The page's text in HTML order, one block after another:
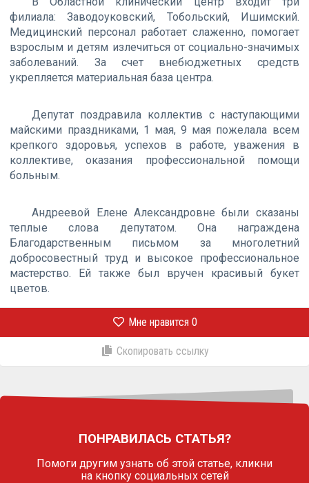
филиала: Заводоуковский, Тобольский, Ишимский.
Медицинский персонал работает слаженно, помогает
взрослым и детям излечиться от социально-значимых
заболеваний. За счет внебюджетных средств
укрепляется материальная база центра.
Депутат поздравила коллектив с наступающими
майскими праздниками, 1 мая, 9 мая пожелала всем
крепкого здоровья, успехов в работе, уважения в
коллективе, оказания профессиональной помощи
больным.
Андреевой Елене Александровне были сказаны
теплые слова депутатом. Она награждена
Благодарственным письмом за многолетний
добросовестный труд и высокое профессиональное
мастерство. Ей также был вручен красивый букет
цветов.
Мне нравится 0
Скопировать ссылку
ПОНРАВИЛАСЬ СТАТЬЯ?
Помоги другим узнать об этой статье, кликни
на кнопку социальных сетей